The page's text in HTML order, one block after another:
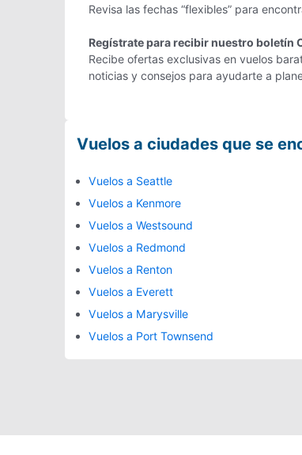
Revisa las fechas “flexibles” para
Regístrate para recibir nuestro boletín
Recibe ofertas exclusivas en vuelos
noticias y consejos para ayudarte a
Vuelos a ciudades que se
Vuelos a Seattle
Vuelos a Kenmore
Vuelos a Westsound
Vuelos a Redmond
Vuelos a Renton
Vuelos a Everett
Vuelos a Marysville
Vuelos a Port Townsend